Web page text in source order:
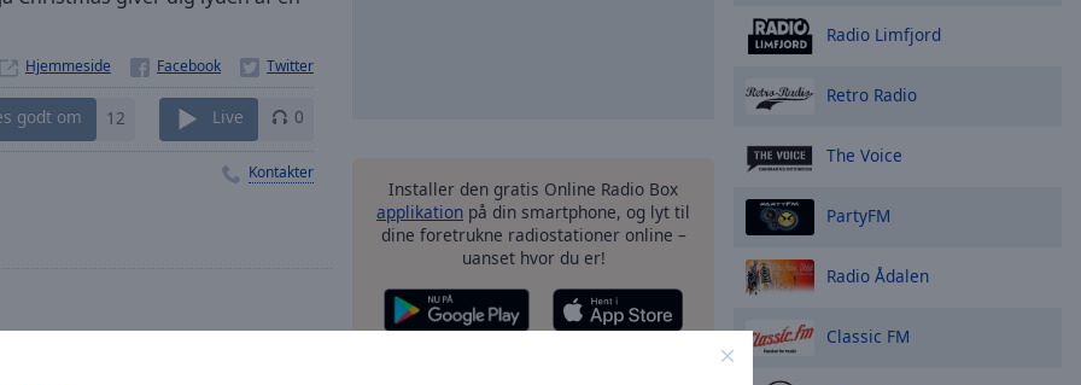
Hjemmeside
godt om 12 Live 0
Kontakter
Installer den gratis Online Radio Box
applikation på din smartphone, og lyt til
dine foretrukne radiostationer online –
uanset hvor du er!
Radio Limfjord
Retro Radio
The Voice
PartyFM
Radio Ådalen
Classic FM